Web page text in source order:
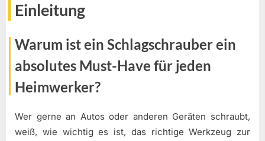
Einleitung
Warum ist ein Schlagschrauber ein
absolutes Must-Have für jeden
Heimwerker?
Wer gerne an Autos oder anderen Geräten schraubt,
weiß, wie wichtig es ist, das richtige Werkzeug zur